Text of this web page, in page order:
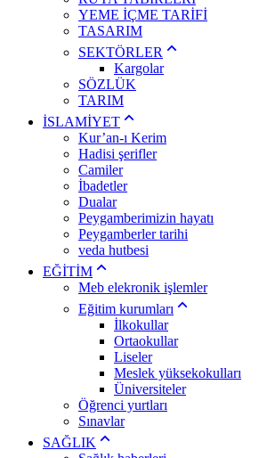
YEME İÇME TARİFİ
TASARIM
SEKTÖRLER
Kargolar
SÖZLÜK
TARIM
İSLAMİYET
Kur’an-ı Kerim
Hadisi şerifler
Camiler
İbadetler
Dualar
Peygamberimizin hayatı
Peygamberler tarihi
veda hutbesi
EĞİTİM
Meb elekronik işlemler
Eğitim kurumları
İlkokullar
Ortaokullar
Liseler
Meslek yüksekokulları
Üniversiteler
Öğrenci yurtları
Sınavlar
SAĞLIK